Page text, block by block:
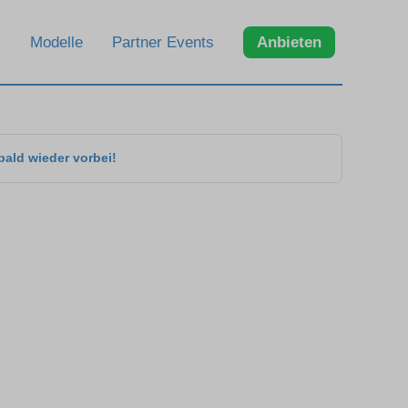
Modelle Partner Events Anbieten
wieder vorbei!